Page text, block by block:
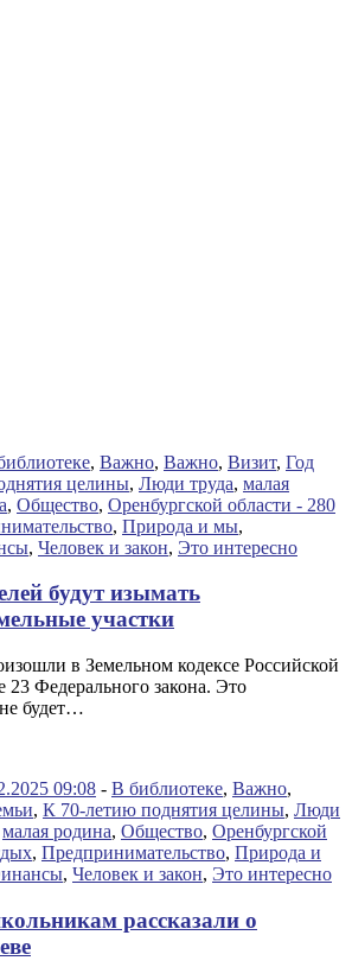
, Важно, Важно, Визит, Год
целины, Люди труда, малая
, Общество, Оренбургской области - 280
, Природа и мы,
, Человек и закон, Это интересно
будут изымать
участки
в Земельном кодексе Российской
23 Федерального закона. Это
будет…
09:08 - В библиотеке, Важно,
, К 70-летию поднятия целины, Люди
малая родина, Общество, Оренбургской
, Предпринимательство, Природа и
, Человек и закон, Это интересно
рассказали о